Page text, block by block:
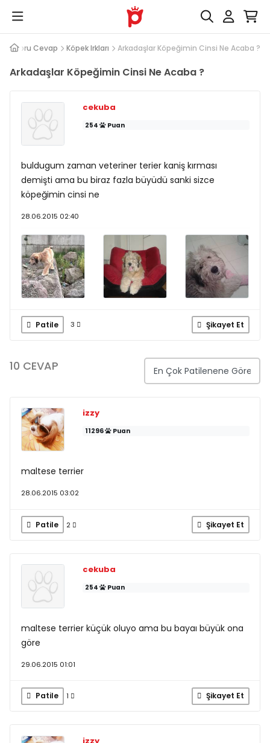
Soru Cevap Köpek Irkları Arkadaşlar Köpeğimin Cinsi Ne Acaba ?
Arkadaşlar Köpeğimin Cinsi Ne Acaba ?
cekuba
254 Puan
buldugum zaman veteriner terier kaniş kırması
demişti ama bu biraz fazla büyüdü sanki sizce
köpeğimin cinsi ne
28.06.2015 02:40
Patile 3 Şikayet Et
10 CEVAP
izzy
11296 Puan
maltese terrier
28.06.2015 03:02
Patile 2 Şikayet Et
cekuba
254 Puan
maltese terrier küçük oluyo ama bu bayaı büyük ona
göre
29.06.2015 01:01
Patile 1 Şikayet Et
izzy